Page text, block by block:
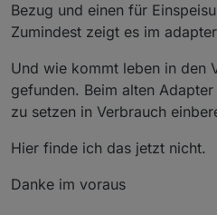
Bezug und einen für
Zumindest zeigt es im
Und wie kommt leben in den
gefunden. Beim alten
zu setzen in Verbrauch
Hier finde ich das jetzt nicht.
Danke im voraus